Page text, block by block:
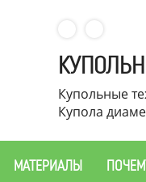
Купольные
Купола
МАТЕРИАЛЫ